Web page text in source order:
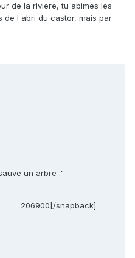
de la riviere, tu abimes les
de l abri du castor, mais par
un arbre ."
206900[/snapback]